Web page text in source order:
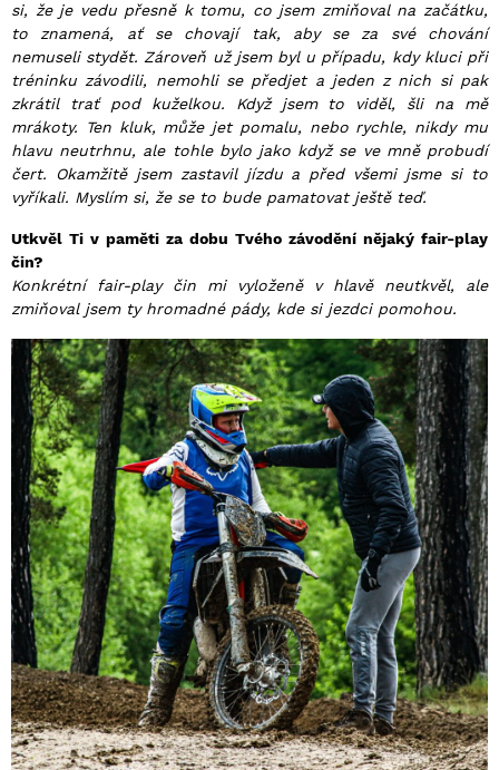
si, že je vedu přesně k tomu, co jsem zmiňoval na začátku,
to znamená, ať se chovají tak, aby se za své chování
nemuseli stydět. Zároveň už jsem byl u případu, kdy kluci při
tréninku závodili, nemohli se předjet a jeden z nich si pak
zkrátil trať pod kuželkou. Když jsem to viděl, šli na mě
mrákoty. Ten kluk, může jet pomalu, nebo rychle, nikdy mu
hlavu neutrhnu, ale tohle bylo jako když se ve mně probudí
čert. Okamžitě jsem zastavil jízdu a před všemi jsme si to
vyříkali. Myslím si, že se to bude pamatovat ještě teď.
Utkvěl Ti v paměti za dobu Tvého závodění nějaký fair-play
čin?
Konkrétní fair-play čin mi vyloženě v hlavě neutkvěl, ale
zmiňoval jsem ty hromadné pády, kde si jezdci pomohou.